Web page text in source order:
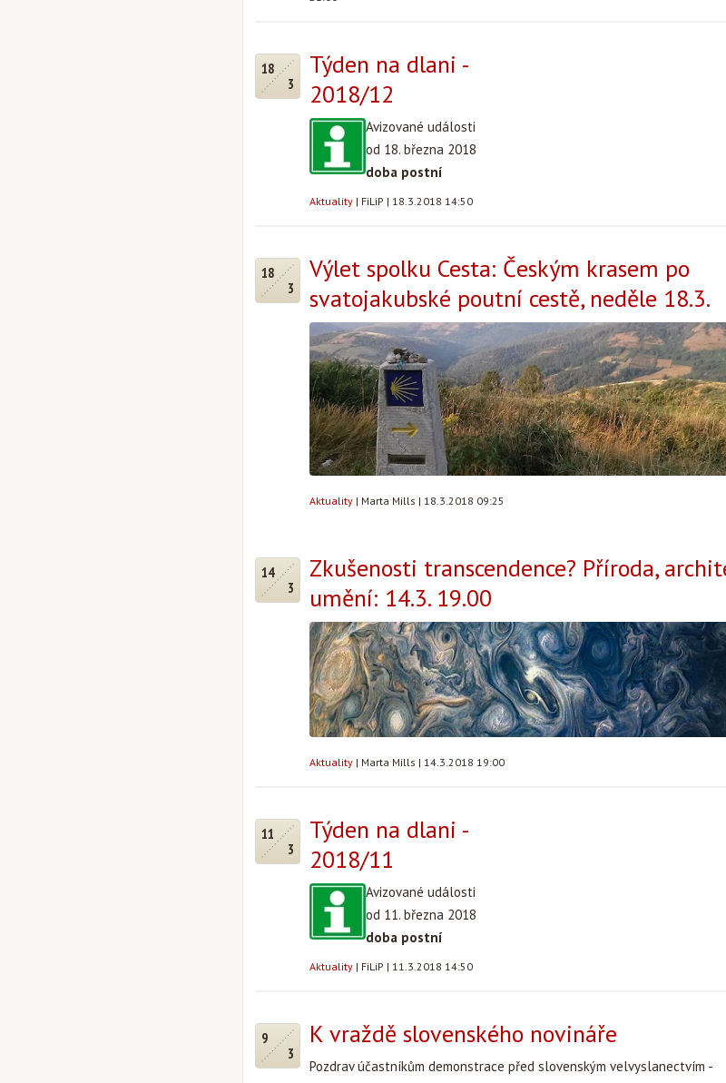
18
3
Týden na dlani -
2018/12
Avizované události
od 18. března 2018
doba postní
Aktuality | FiLiP | 18.3.2018 14:50
18
3
Výlet spolku Cesta: Českým krasem po
svatojakubské poutní cestě, neděle 18.3.
Aktuality | Marta Mills | 18.3.2018 09:25
14
3
Zkušenosti transcendence? Příroda,
umění: 14.3. 19.00
Aktuality | Marta Mills | 14.3.2018 19:00
11
3
Týden na dlani -
2018/11
Avizované události
od 11. března 2018
doba postní
Aktuality | FiLiP | 11.3.2018 14:50
9
3
K vraždě slovenského novináře
Pozdrav účastníkům demonstrace před slovenským velvyslanectvím -